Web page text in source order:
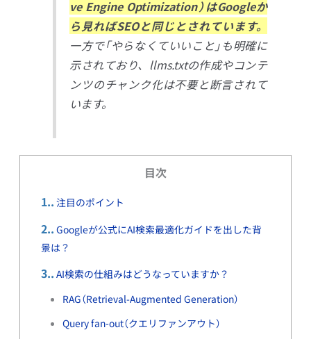
ve Engine Optimization）はGoogleか
ら見ればSEOと同じとされています。
一方で「やらなくていいこと」も明確に
示されており、llms.txtの作成やコンテ
ンツのチャンク化は不要と断言されて
います。
目次
1. 注目のポイント
2. Googleが公式にAI検索最適化ガイドを出した背
景は？
3. AI検索の仕組みはどうなっていますか？
RAG（Retrieval-Augmented Generation）
Query fan-out（クエリファンアウト）